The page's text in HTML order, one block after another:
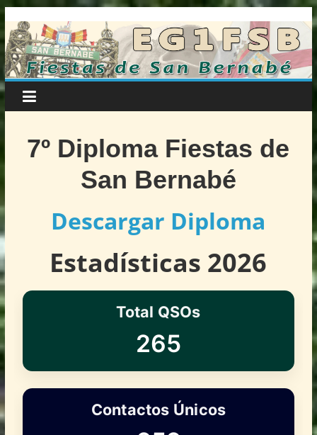
al
contenido
Fiestas
de
San
Bernabé
EG1FSB
Riojanos
Radio
7º Diploma Fiestas de
San Bernabé
Descargar Diploma
Estadísticas 2026